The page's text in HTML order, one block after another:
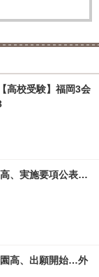
高校受験】福岡3会
高、実施要項公表…
園高、出願開始…外